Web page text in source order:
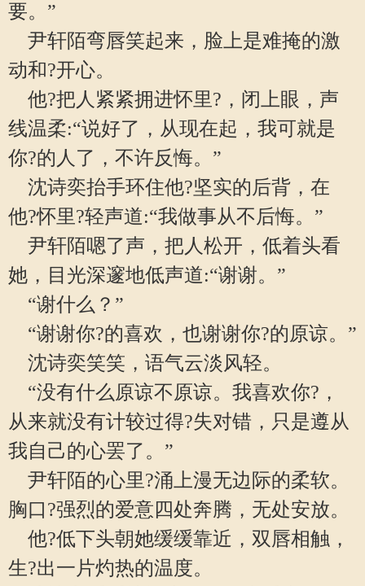
要。”
尹轩陌弯唇笑起来，脸上是难掩的激
动和?开心。
他?把人紧紧拥进怀里?，闭上眼，声
线温柔:“说好了，从现在起，我可就是
你?的人了，不许反悔。”
沈诗奕抬手环住他?坚实的后背，在
他?怀里?轻声道:“我做事从不后悔。”
尹轩陌嗯了声，把人松开，低着头看
她，目光深邃地低声道:“谢谢。”
“谢什么？”
“谢谢你?的喜欢，也谢谢你?的原谅。”
沈诗奕笑笑，语气云淡风轻。
“没有什么原谅不原谅。我喜欢你?，
从来就没有计较过得?失对错，只是遵从
我自己的心罢了。”
尹轩陌的心里?涌上漫无边际的柔软。
胸口?强烈的爱意四处奔腾，无处安放。
他?低下头朝她缓缓靠近，双唇相触，
生?出一片灼热的温度。